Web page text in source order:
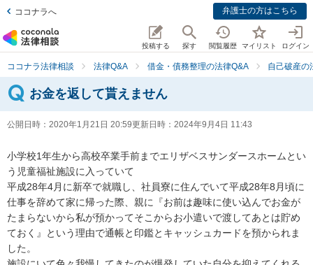
ココナラへ 弁護士の方はこちら
投稿する 探す 閲覧履歴 マイリスト ログイン
ココナラ法律相談 法律Q&A 借金・債務整理の法律Q&A 自己破産の
お金を返して貰えません
公開日時： 2020年1月21日 20:59更新日時： 2024年9月4日 11:43
小学校1年生から高校卒業手前までエリザベスサンダースホームとい
う児童福祉施設に入っていて
平成28年4月に新卒で就職し、社員寮に住んでいて平成28年8月頃に
仕事を辞めて家に帰った際、親に『お前は趣味に使い込んでお金が
たまらないから私が預かってそこからお小遣いで渡してあとは貯め
ておく』という理由で通帳と印鑑とキャッシュカードを預かられま
した。